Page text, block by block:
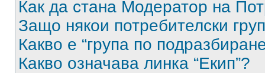
Как да стана Модератор на
Защо някои потребителски
Какво е “група по
Какво означава линка “Екип”?